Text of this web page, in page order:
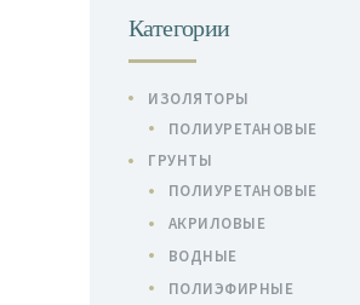
Категории
ИЗОЛЯТОРЫ
ПОЛИУРЕТАНОВЫЕ
ГРУНТЫ
ПОЛИУРЕТАНОВЫЕ
АКРИЛОВЫЕ
ВОДНЫЕ
ПОЛИЭФИРНЫЕ